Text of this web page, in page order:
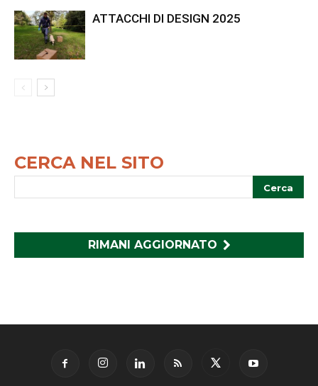
ATTACCHI DI DESIGN 2025
CERCA NEL SITO
RIMANI AGGIORNATO